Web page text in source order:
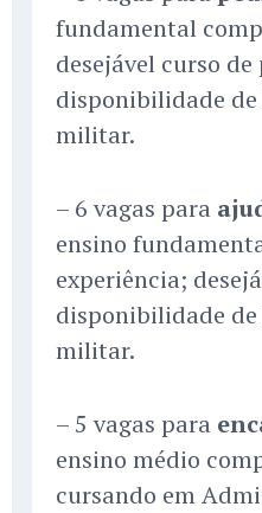
fundamental
desejável curso
disponibilidade
militar.
– 6 vagas para
ensino
experiência;
disponibilidade
militar.
– 5 vagas para
ensino médio
cursando em